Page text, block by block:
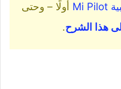
أولًا – وحتى
هذا الشرح.